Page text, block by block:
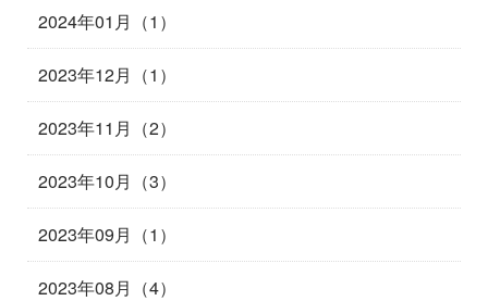
2024年01月（1）
2023年12月（1）
2023年11月（2）
2023年10月（3）
2023年09月（1）
2023年08月（4）